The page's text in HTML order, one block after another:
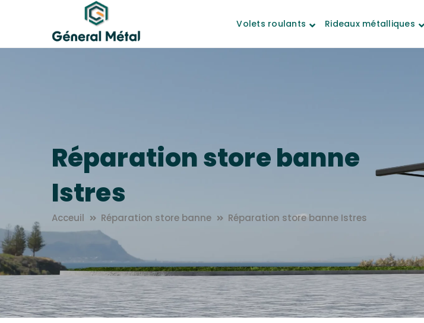
Volets roulants Rideaux métalliques
Réparation store banne
Istres
Acceuil Réparation store banne Réparation store banne Istres